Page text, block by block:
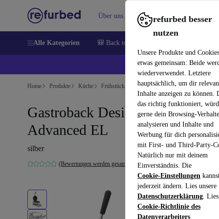
refurbed besser
nutzen
Unsere Produkte und
etwas gemeinsam: Beide
wiederverwendet. Letztere
hauptsächlich, um dir
Inhalte anzeigen zu können.
das richtig funktioniert,
gerne dein Browsing-
analysieren und Inhalte und
Werbung für dich
mit First- und Third-Party-
Natürlich nur mit deinem
Einverständnis. Die
Cookie-Einstellungen
jederzeit ändern. Lies unsere
Datenschutzerklärung.
Cookie-Richtlinie des
Datenverarbeiters
Über uns Verkaufen Hilfe
Alle Kategorien 🎒 Back to school
💰
Home Produkte Küche Frühstück
Gastroback Design Waffeleisen
Advanced EL
silber
(Bewertungen werden gesammelt)